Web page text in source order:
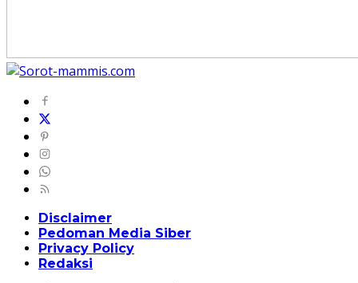
Disclaimer
Pedoman Media Siber
Privacy Policy
Redaksi